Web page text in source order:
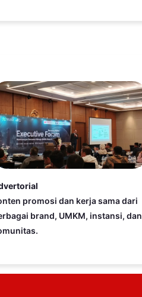
promosi dan kerja sama dari
brand, UMKM, instansi, dan